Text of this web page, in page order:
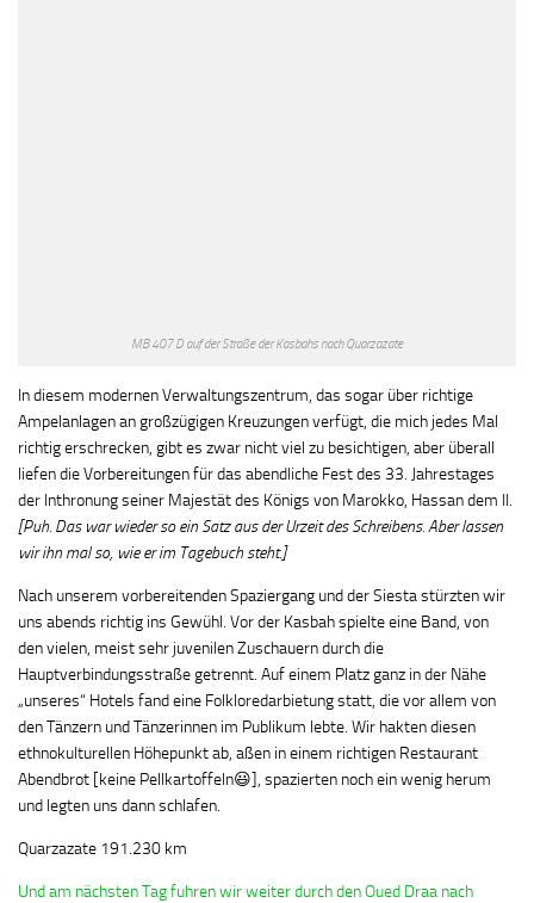
MB 407 D auf der Straße der Kasbahs nach Quarzazate
In diesem modernen Verwaltungszentrum, das sogar über richtige
Ampelanlagen an großzügigen Kreuzungen verfügt, die mich jedes Mal
richtig erschrecken, gibt es zwar nicht viel zu besichtigen, aber überall
liefen die Vorbereitungen für das abendliche Fest des 33. Jahrestages
der Inthronung seiner Majestät des Königs von Marokko, Hassan dem II.
[Puh. Das war wieder so ein Satz aus der Urzeit des Schreibens. Aber lassen
wir ihn mal so, wie er im Tagebuch steht.]
Nach unserem vorbereitenden Spaziergang und der Siesta stürzten wir
uns abends richtig ins Gewühl. Vor der Kasbah spielte eine Band, von
den vielen, meist sehr juvenilen Zuschauern durch die
Hauptverbindungsstraße getrennt. Auf einem Platz ganz in der Nähe
„unseres“ Hotels fand eine Folkloredarbietung statt, die vor allem von
den Tänzern und Tänzerinnen im Publikum lebte. Wir hakten diesen
ethnokulturellen Höhepunkt ab, aßen in einem richtigen Restaurant
Abendbrot [keine Pellkartoffeln😃], spazierten noch ein wenig herum
und legten uns dann schlafen.
Quarzazate 191.230 km
Und am nächsten Tag fuhren wir weiter durch den Oued Draa nach